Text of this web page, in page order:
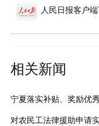
人民日报客户
相关新闻
宁夏落实补贴、奖励优
对农民工法律援助申请